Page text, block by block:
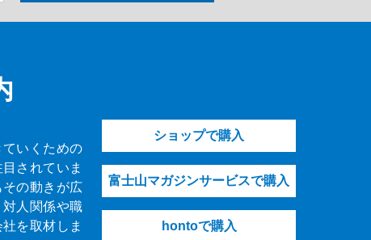
いくための
されていま
の動きが広
人関係や職
を取材しま
ショップで購入
富士山マガジンサービスで購入
hontoで購入